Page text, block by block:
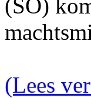
(SO)
(Lees